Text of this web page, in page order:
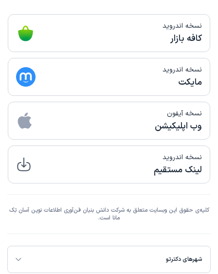
نسخه اندروید
کافه بازار
نسخه اندروید
مایکت
نسخه آیفون
وب اپلیکیشن
نسخه اندروید
لینک مستقیم
کلیه‌ی حقوق این وبسایت متعلق به شرکت دانش بنیان فن‌آوری اطلاعات نوین آسان تِک
مانا است.
شهرهای دکترتو